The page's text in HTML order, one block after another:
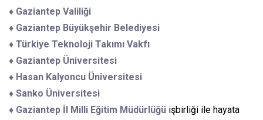
♦ Gaziantep Valiliği
♦ Gaziantep Büyükşehir Belediyesi
♦ Türkiye Teknoloji Takımı Vakfı
♦ Gaziantep Üniversitesi
♦ Hasan Kalyoncu Üniversitesi
♦ Sanko Üniversitesi
♦ Gaziantep İl Milli Eğitim Müdürlüğü işbirliği ile hayata